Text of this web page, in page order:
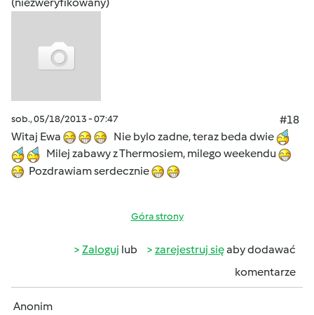
sob., 05/18/2013 - 07:47
#18
Witaj Ewa
Nie bylo zadne, teraz beda dwie
Milej zabawy z Thermosiem, milego weekendu
Pozdrawiam serdecznie
Góra strony
Zaloguj lub zarejestruj sięaby dodawać
komentarze
Anonim